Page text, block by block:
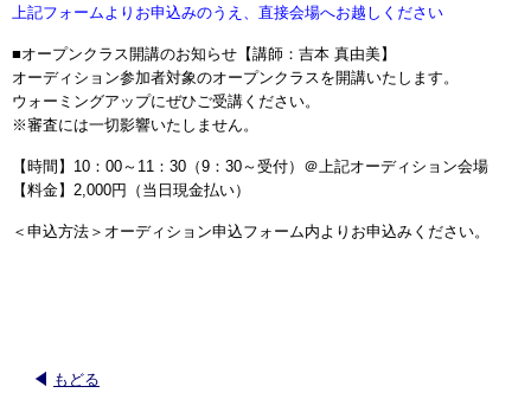
上記フォームよりお申込みのうえ、直接会場へお越しください
■オープンクラス開講のお知らせ【講師：吉本 真由美】
オーディション参加者対象のオープンクラスを開講いたします。
ウォーミングアップにぜひご受講ください。
※審査には一切影響いたしません。
【時間】10：00～11：30（9：30～受付）＠上記オーディション会場
【料金】2,000円（当日現金払い）
＜申込方法＞オーディション申込フォーム内よりお申込みください。
もどる